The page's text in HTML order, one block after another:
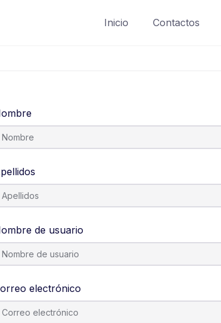
Inicio Contactos
de usuario
electrónico